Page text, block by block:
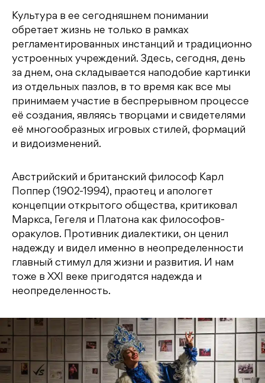
Культура в ее сегодняшнем понимании
обретает жизнь не только в рамках
регламентированных инстанций и традиционно
устроенных учреждений. Здесь, сегодня, день
за днем, она складывается наподобие картинки
из отдельных пазлов, в то время как все мы
принимаем участие в беспрерывном процессе
её создания, являясь творцами и свидетелями
её многообразных игровых стилей, формаций
и видоизменений.
Австрийский и британский философ Карл
Поппер (1902-1994), праотец и апологет
концепции открытого общества, критиковал
Маркса, Гегеля и Платона как философов-
оракулов. Противник диалектики, он ценил
надежду и видел именно в неопределенности
главный стимул для жизни и развития. И нам
тоже в XXI веке пригодятся надежда и
неопределенность.